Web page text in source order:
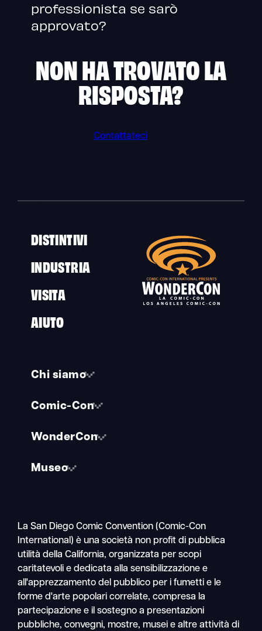
professionista se sarò
approvato?
NON HA TROVATO LA
RISPOSTA?
Contattateci
DISTINTIVI
INDUSTRIA
VISITA
AIUTO
Chi siamo
Comic-Con
WonderCon
Museo
La San Diego Comic Convention (Comic-Con
International) è una società non profit di pubblica
utilità della California, organizzata per scopi
caritatevoli e dedicata alla sensibilizzazione e
all'apprezzamento del pubblico per i fumetti e le
forme d'arte popolari correlate, compresa la
partecipazione e il sostegno a presentazioni
pubbliche, convegni, mostre, musei e altre attività di